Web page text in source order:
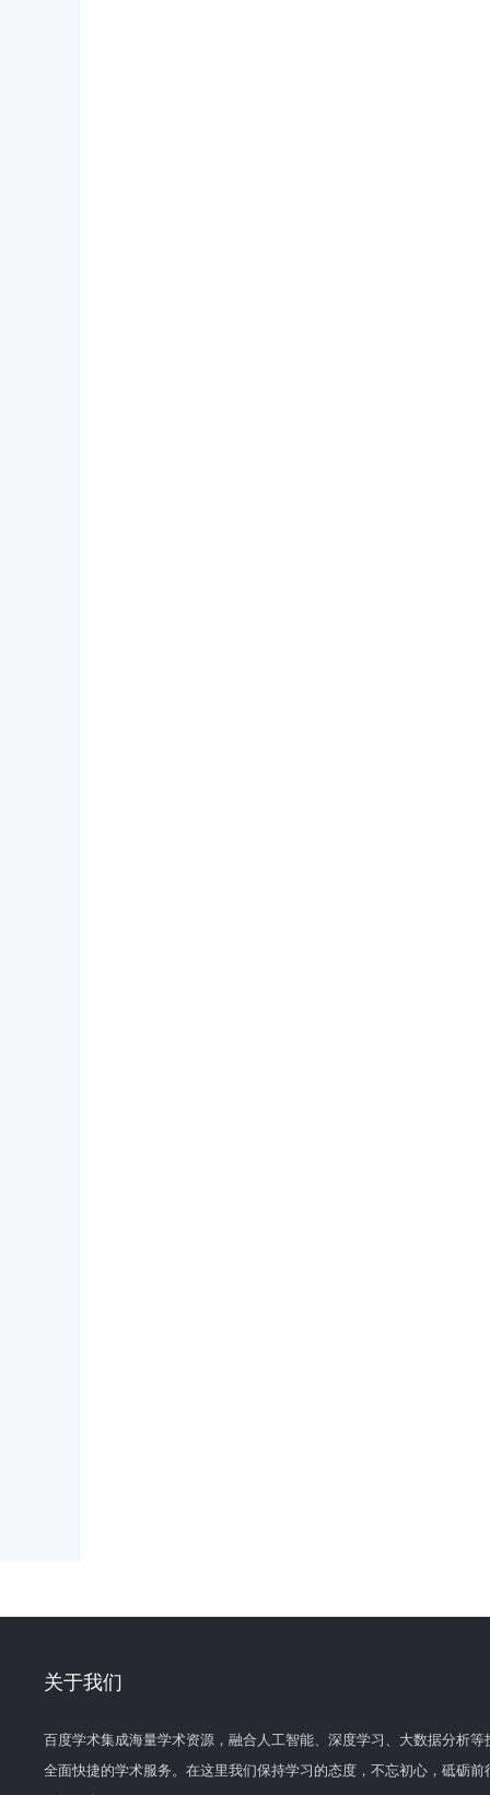
关于我们
百度学术集成海量学术资源，融合人工智能、深度学习、大数据分析
全面快捷的学术服务。在这里我们保持学习的态度，不忘初心，砥砺前